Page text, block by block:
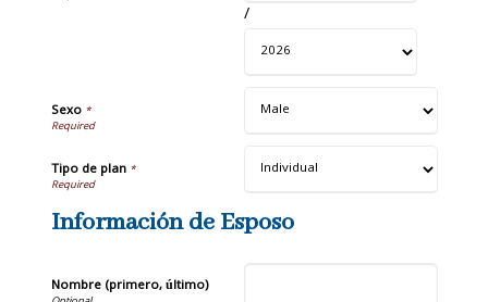
/
Sexo*
Tipo de plan*
Información de Esposo
Nombre (primero, último)